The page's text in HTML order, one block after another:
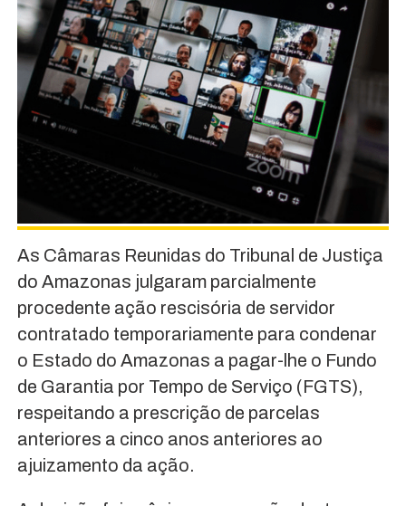
As Câmaras Reunidas do Tribunal de Justiça
do Amazonas julgaram parcialmente
procedente ação rescisória de servidor
contratado temporariamente para condenar
o Estado do Amazonas a pagar-lhe o Fundo
de Garantia por Tempo de Serviço (FGTS),
respeitando a prescrição de parcelas
anteriores a cinco anos anteriores ao
ajuizamento da ação.